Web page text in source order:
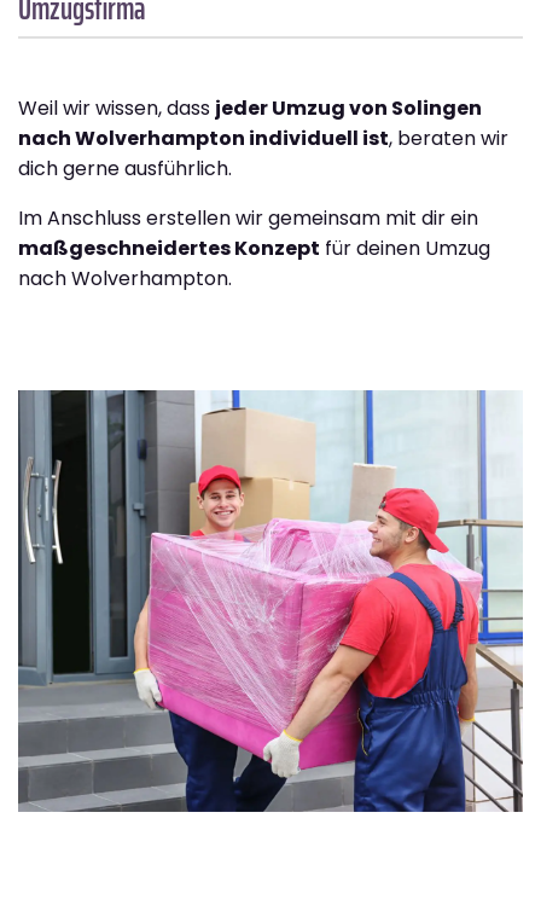
Weil wir wissen, dass jeder Umzug von Solingen
nach Wolverhampton individuell ist, beraten wir
dich gerne ausführlich.
Im Anschluss erstellen wir gemeinsam mit dir ein
maßgeschneidertes Konzept für deinen Umzug
nach Wolverhampton.